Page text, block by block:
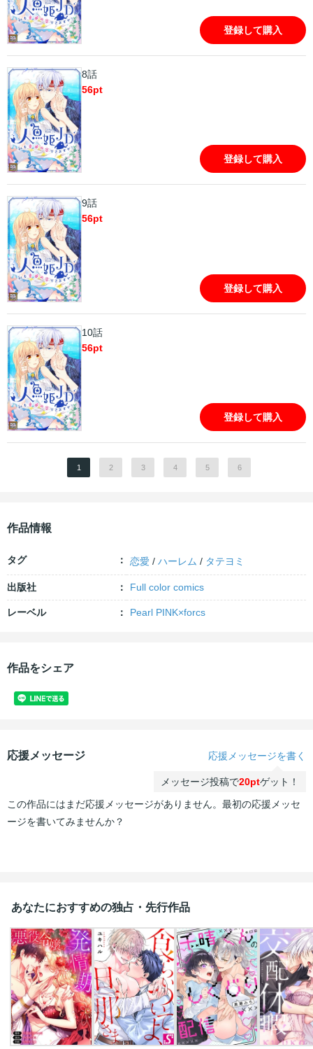
登録して購入
8話
56pt
登録して購入
9話
56pt
登録して購入
10話
56pt
登録して購入
1 2 3 4 5 6
作品情報
タグ 恋愛 /ハーレム / タテヨミ
出版社 Full color comics
レーベル Pearl PINK×forcs
作品をシェア
応援メッセージ 応援メッセージを書く
メッセージ投稿で20ptゲット！
この作品にはまだ応援メッセージがありません。最初の応援メッセ
ージを書いてみませんか？
あなたにおすすめの独占・先行作品